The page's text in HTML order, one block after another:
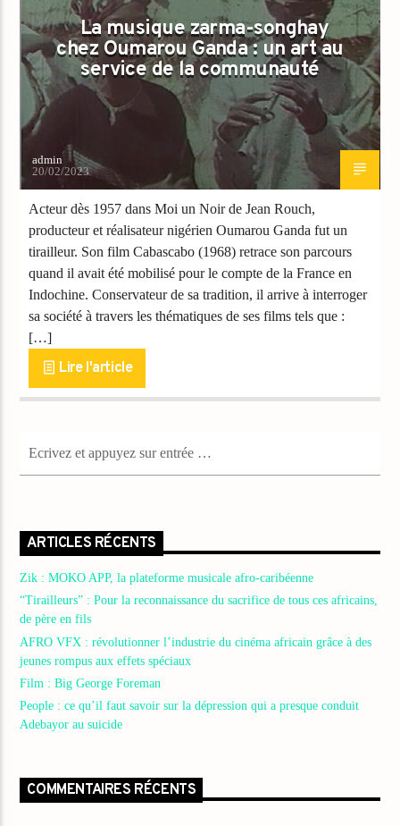
THRILLER
La musique zarma-songhay
chez Oumarou Ganda : un art au
service de la communauté
admin
20/02/2023
Acteur dès 1957 dans Moi un Noir de Jean Rouch,
producteur et réalisateur nigérien Oumarou Ganda fut un
tirailleur. Son film Cabascabo (1968) retrace son parcours
quand il avait été mobilisé pour le compte de la France en
Indochine. Conservateur de sa tradition, il arrive à interroger
sa société à travers les thématiques de ses films tels que :
[…]
Lire l'article
ARTICLES RÉCENTS
Zik : MOKO APP, la plateforme musicale afro-caribéenne
“Tirailleurs” : Pour la reconnaissance du sacrifice de tous ces africains,
de père en fils
AFRO VFX : révolutionner l’industrie du cinéma africain grâce à des
jeunes rompus aux effets spéciaux
Film : Big George Foreman
People : ce qu’il faut savoir sur la dépression qui a presque conduit
Adebayor au suicide
COMMENTAIRES RÉCENTS